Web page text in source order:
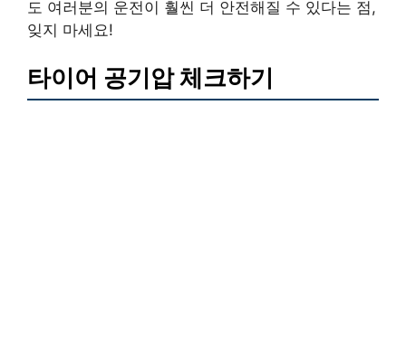
도 여러분의 운전이 훨씬 더 안전해질 수 있다는 점,
잊지 마세요!
타이어 공기압 체크하기